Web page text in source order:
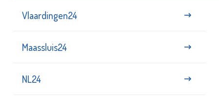
Vlaardingen24
Maassluis24
NL24